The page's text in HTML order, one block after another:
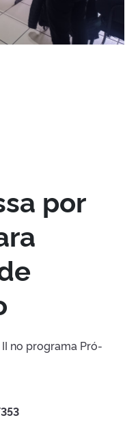
por
no programa Pró-